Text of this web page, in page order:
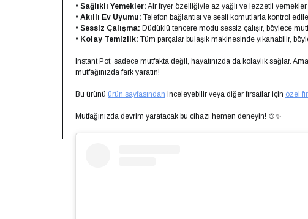
• Sağlıklı Yemekler: Air fryer özelliğiyle az yağlı ve lezzetli
• Akıllı Ev Uyumu: Telefon bağlantısı ve sesli komutlarla kontrol
• Sessiz Çalışma: Düdüklü tencere modu sessiz çalışır, böylece
• Kolay Temizlik: Tüm parçalar bulaşık makinesinde yıkanabilir,
Instant Pot, sadece mutfakta değil, hayatınızda da kolaylık sağlar.
mutfağınızda fark yaratın!
Bu ürünü ürün sayfasından inceleyebilir veya diğer fırsatlar için özel
Mutfağınızda devrim yaratacak bu cihazı hemen deneyin! 🍲✨